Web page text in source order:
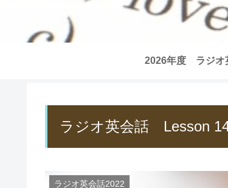
2026年度 ラジオ
ラジオ英会話 Lesson
ラジオ英会話2022